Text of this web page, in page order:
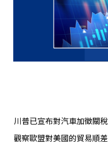
川普已宣布對汽車加徵關
觀察歐盟對美國的貿易順